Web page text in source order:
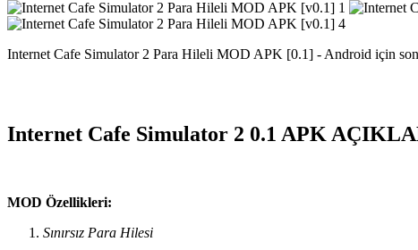
Internet Cafe Simulator 2 Para Hileli MOD APK [0.1] - Android için
Internet Cafe Simulator 2 0.1 APK
MOD Özellikleri:
Sınırsız Para Hilesi